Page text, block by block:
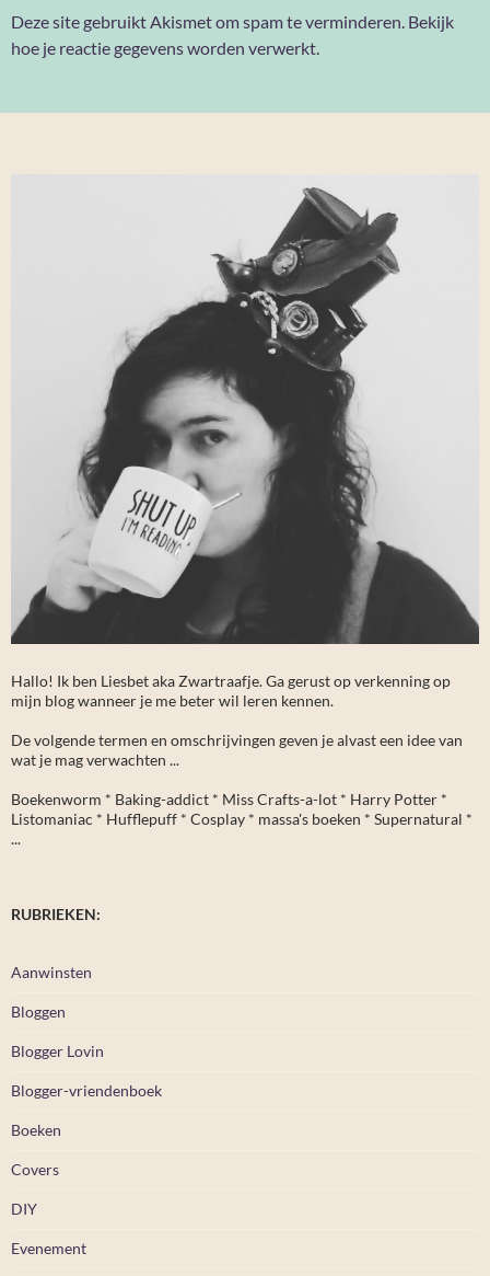
Deze site gebruikt Akismet om spam te verminderen. Bekijk
hoe je reactie gegevens worden verwerkt.
Hallo! Ik ben Liesbet aka Zwartraafje. Ga gerust op verkenning op
mijn blog wanneer je me beter wil leren kennen.
De volgende termen en omschrijvingen geven je alvast een idee van
wat je mag verwachten ...
Boekenworm * Baking-addict * Miss Crafts-a-lot * Harry Potter *
Listomaniac * Hufflepuff * Cosplay * massa's boeken * Supernatural *
...
RUBRIEKEN:
Aanwinsten
Bloggen
Blogger Lovin
Blogger-vriendenboek
Boeken
Covers
DIY
Evenement